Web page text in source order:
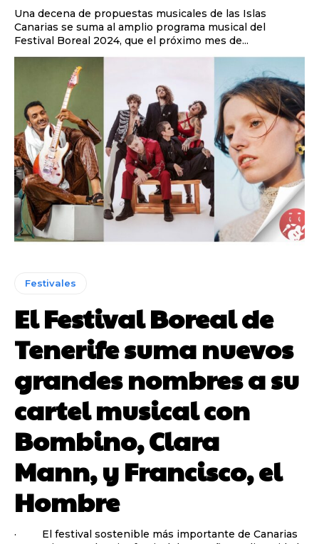
Una decena de propuestas musicales de las Islas
Canarias se suma al amplio programa musical del
Festival Boreal 2024, que el próximo mes de...
Festivales
El Festival Boreal de
Tenerife suma nuevos
grandes nombres a su
cartel musical con
Bombino, Clara
Mann, y Francisco, el
Hombre
· El festival sostenible más importante de Canarias